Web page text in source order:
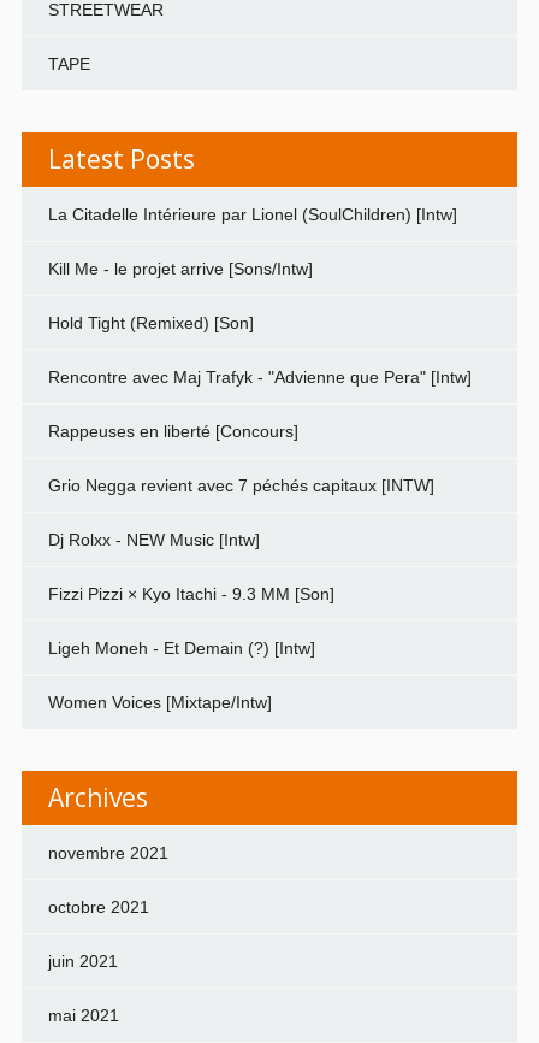
STREETWEAR
TAPE
Latest Posts
La Citadelle Intérieure par Lionel (SoulChildren) [Intw]
Kill Me - le projet arrive [Sons/Intw]
Hold Tight (Remixed) [Son]
Rencontre avec Maj Trafyk - "Advienne que Pera" [Intw]
Rappeuses en liberté [Concours]
Grio Negga revient avec 7 péchés capitaux [INTW]
Dj Rolxx - NEW Music [Intw]
Fizzi Pizzi × Kyo Itachi - 9.3 MM [Son]
Ligeh Moneh - Et Demain (?) [Intw]
Women Voices [Mixtape/Intw]
Archives
novembre 2021
octobre 2021
juin 2021
mai 2021